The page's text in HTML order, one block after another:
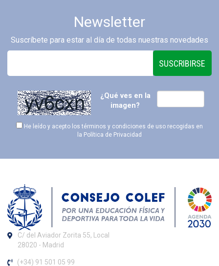
Newsletter
Suscríbete para estar al día de todas nuestras novedades
SUSCRIBIRSE
¿Qué ves en la
imagen?
He leído y acepto los términos y condiciones de uso recogidas en
la Política de Privacidad
C/ del Aviador Zorita 55, Local
28020 - Madrid
(+34) 91 501 05 99